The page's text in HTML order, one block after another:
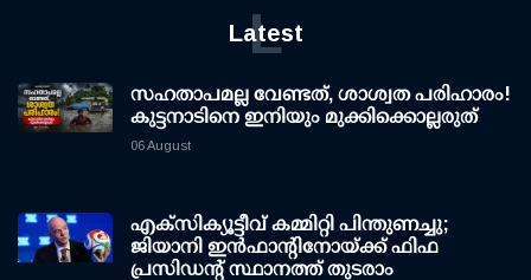
Latest
L
സഹതാപമല്ല വേണ്ടത്, ശാശ്വത പരിഹാരം!
കുട്ടനാടിനെ ഇനിയും മുക്കിക്കൊല്ലരുത്
06 August
എക്സിക്യൂട്ടീവ് കമ്മിറ്റി പിന്തുണച്ചു;
ജിയാനി ഇന്‍ഫാന്റിനോയ്ക്ക് ഫിഫ
പ്രസിഡന്റ് സ്ഥാനത്ത് തുടരാം